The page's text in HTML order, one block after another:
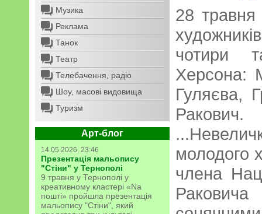
Музика
Реклама
Танок
Театр
Телебачення, радіо
Шоу, масові видовища
Туризм
Арт-блог
14.05.2026, 23:46
Презентація мальопису
"Стіни" у Тернополі
9 травня у Тернополі у
креативному кластері «Na
пошті» пройшла презентація
мальопису "Стіни", який
28 травня
чотири
Херсона:
Гуляєва,
Ракович.
молодого
члена